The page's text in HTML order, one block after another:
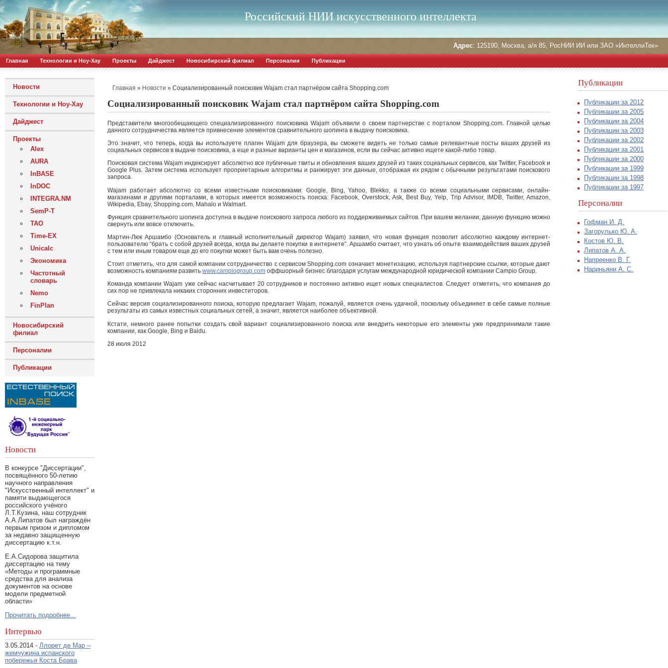
Российский НИИ искусственного интеллекта
Адрес: 125190, Москва, а/я 85, РосНИИ ИИ или ЗАО «ИнтеллиТек»
Главная Технологии и Ноу-Хау Проекты Дайджест Новосибирский филиал Персоналии Публикации
Новости
Технологии и Ноу-Хау
Дайджест
Проекты
Alex
AURA
InBASE
InDOC
INTEGRA.NM
SemP-T
ТАО
Time-EX
Unicalc
Экономика
Частотный
словарь
Nemo
FinPlan
Новосибирский
филиал
Персоналии
Публикации
Новости
В конкурсе "Диссертации",
посвящённого 50-летию
научного направления
"Искусственный интеллект" и
памяти выдающегося
российского учёного
Л.Т.Кузина, наш сотрудник
А.А.Липатов был награждён
первым призом и дипломом
за недавно защищенную
диссертацию к.т.н.
Е.А.Сидорова защитила
диссертацию на тему
«Методы и программные
средства для анализа
документов на основе
модели предметной
области»
Прочитать подробнее...
Интервью
3.05.2014 - Ллорет де Мар –
жемчужина испанского
побережья Коста Брава
Главная » Новости » Социализированный поисковик Wajam стал партнёром сайта Shopping.com
Социализированный поисковик Wajam стал партнёром сайта Shopping.com
Представители многообещающего специализированного поисковика Wajam объявили о своем партнерстве с порталом Shopping.com. Главной целью
данного сотрудничества является привнесение элементов сравнительного шопинга в выдачу поисковика.
Это значит, что теперь, когда вы используете плагин Wajam для браузера, вы сможете видеть не только самые релевантные посты ваших друзей из
социальных сервисов в выдаче поисковика, а еще и разные варианты цен и магазинов, если вы сейчас активно ищете какой-либо товар.
Поисковая система Wajam индексирует абсолютно все публичные твиты и обновления ваших друзей из таких социальных сервисов, как Twitter, Facebook и
Google Plus. Затем система использует проприетарные алгоритмы и ранжирует эти данные, отображая их рядом с обычными результатами поискового
запроса.
Wajam работает абсолютно со всеми известными поисковиками: Google, Bing, Yahoo, Blekko, а также со всеми социальными сервисами, онлайн-
магазинами и другими порталами, в которых имеется возможность поиска: Facebook, Overstock, Ask, Best Buy, Yelp, Trip Advisor, IMDB, Twitter, Amazon,
Wikipedia, Ebay, Shopping.com, Mahalo и Walmart.
Функция сравнительного шопинга доступна в выдаче поискового запроса любого из поддерживаемых сайтов. При вашем желании, данную функцию можно
свернуть или вовсе отключить.
Мартин-Люк Аршамбо (Основатель и главный исполнительный директор Wajam) заявил, что новая функция позволит абсолютно каждому интернет-
пользователю “брать с собой друзей всегда, когда вы делаете покупки в интернете”. Аршамбо считает, что узнать об опыте взаимодействия ваших друзей
с тем или иным товаром еще до его покупки может быть вам очень полезно.
Стоит отметить, что для самой компании сотрудничество с сервисом Shopping.com означает монетизацию, используя партнерские ссылки, которые дают
возможность компаниям развить www.campiogroup.com оффшорный бизнес благодаря услугам международной юридической компании Campio Group.
Команда компании Wajam уже сейчас насчитывает 20 сотрудников и постоянно активно ищет новых специалистов. Следует отметить, что компания до
сих пор не привлекала никаких сторонних инвеститоров.
Сейчас версия социализированного поиска, которую предлагает Wajam, пожалуй, является очень удачной, поскольку объединяет в себе самые полные
результаты из самых известных социальных сетей, а значит, является наиболее объективной.
Кстати, немного ранее попытки создать свой вариант социализированного поиска или внедрить некоторые его элементы уже предпринимали такие
компании, как Google, Bing и Baidu.
28 июля 2012
Публикации
Публикации за 2012
Публикации за 2005
Публикации за 2004
Публикации за 2003
Публикации за 2002
Публикации за 2001
Публикации за 2000
Публикации за 1999
Публикации за 1998
Публикации за 1997
Персоналии
Гофман И. Д.
Загорулько Ю. А.
Костов Ю. В.
Липатов А. А.
Напреенко В. Г.
Нариньяни А. С.